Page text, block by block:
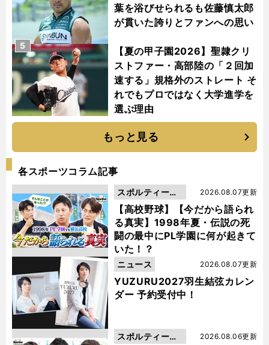
葉を浴びせられるも佐藤慎太郎
が貫いた誇りとファンへの思い
【夏の甲子園2026】聖隷クリ
ストファー・高部陸の「２回加
速する」規格外のストレート そ
れでもプロではなく大学進学を
選ぶ理由
5
もっと見る
各スポーツコラム記事
【高校野球】【今だから語られ
る真実】1998年夏・伝説の死
闘の最中にPL学園に何が起きて
いた！？
2026.08.07更新
スポルティーバ
動画
YUZURU2027羽生結弦カレン
ダー 予約受付中！
2026.08.07更新
ニュース
2026.08.06更新
スポルティーバ